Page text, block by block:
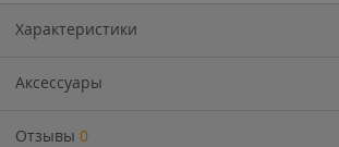
Характеристики
Аксессуары
Отзывы 0